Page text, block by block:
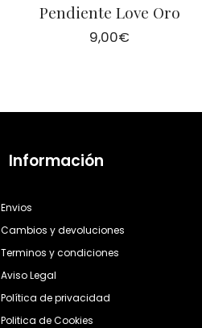
Pendiente Love Oro
9,00€
Información
Envios
Cambios y devoluciones
Terminos y condiciones
Aviso Legal
Política de privacidad
Politica de Cookies